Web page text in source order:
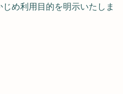
め利用目的を明示いたしま